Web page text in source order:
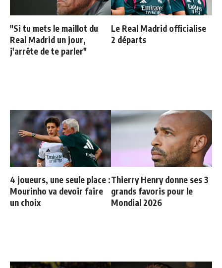
"Si tu mets le maillot du
Real Madrid un jour,
j'arrête de te parler"
Le Real Madrid officialise
2 départs
4 joueurs, une seule place :
Mourinho va devoir faire
un choix
Thierry Henry donne ses 3
grands favoris pour le
Mondial 2026